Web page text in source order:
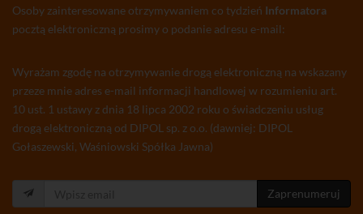
Osoby zainteresowane otrzymywaniem co tydzień Informatora
pocztą elektroniczną prosimy o podanie adresu e-mail:
Wyrażam zgodę na otrzymywanie drogą elektroniczną na wskazany
przeze mnie adres e-mail informacji handlowej w rozumieniu art.
10 ust. 1 ustawy z dnia 18 lipca 2002 roku o świadczeniu usług
drogą elektroniczną od DIPOL sp. z o.o. (dawniej: DIPOL
Gołaszewski, Waśniowski Spółka Jawna)
Zaprenumeruj